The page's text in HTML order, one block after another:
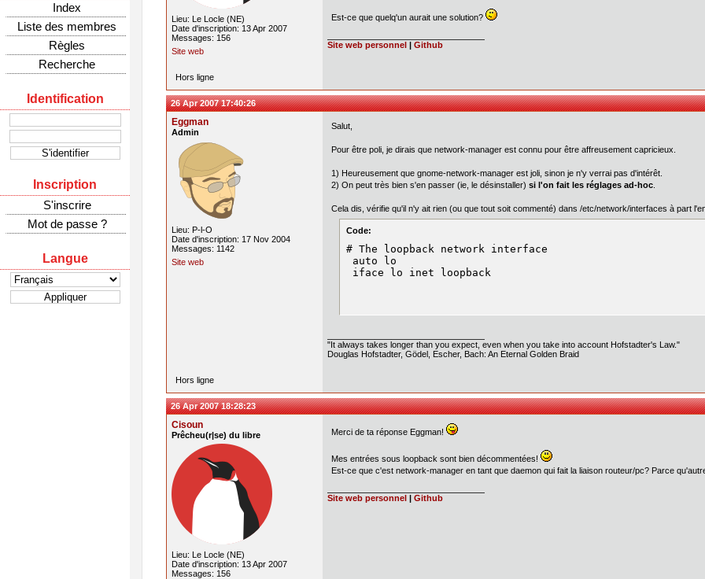
Index
Liste des membres
Règles
Recherche
Identification
Inscription
S'inscrire
Mot de passe ?
Langue
Lieu: Le Locle (NE)
Date d'inscription: 13 Apr 2007
Messages: 156
Site web
Est-ce que quelq'un aurait une solution?
Site web personnel | Github
Hors ligne
26 Apr 2007 17:40:26
Eggman
Admin
Lieu: P-l-O
Date d'inscription: 17 Nov 2004
Messages: 1142
Site web
Salut,
Pour être poli, je dirais que network-manager est connu pour être affreusement capricieux.
1) Heureusement que gnome-network-manager est joli, sinon je n'y verrai pas d'intérêt.
2) On peut très bien s'en passer (ie, le désinstaller) si l'on fait les réglages ad-hoc
Cela dis, vérifie qu'il n'y ait rien (ou que tout soit commenté) dans /etc/network/interfaces à part
Code:
# The loopback network interface
auto lo
iface lo inet loopback
"It always takes longer than you expect, even when you take into account Hofstadter's Law."
Douglas Hofstadter, Gödel, Escher, Bach: An Eternal Golden Braid
Hors ligne
26 Apr 2007 18:28:23
Cisoun
Prêcheu(r|se) du libre
Lieu: Le Locle (NE)
Date d'inscription: 13 Apr 2007
Messages: 156
Merci de ta réponse Eggman!
Mes entrées sous loopback sont bien décommentées!
Est-ce que c'est network-manager en tant que daemon qui fait la liaison routeur/pc? Parce
Site web personnel | Github